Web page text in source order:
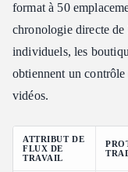
format à 50
chronologie directe de
individuels, les
obtiennent un
vidéos.
ATTRIBUT DE
FLUX DE
TRAVAIL